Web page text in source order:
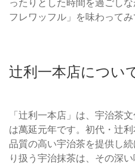
フレワッフル」を味わってみ
辻利一本店につい
「辻利一本店」は、宇治茶
は萬延元年です。初代・辻
品質の高い宇治茶を提供し
り扱う宇治抹茶は、その深